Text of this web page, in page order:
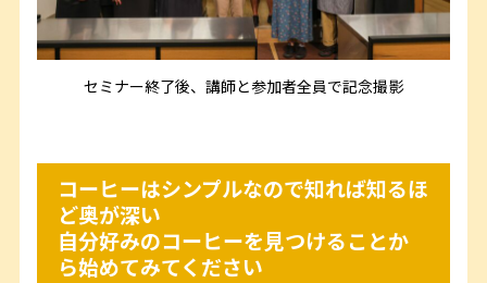
セミナー終了後、講師と参加者全員で記念撮影
コーヒーはシンプルなので知れば知るほ
ど奥が深い
自分好みのコーヒーを見つけることか
ら始めてみてください